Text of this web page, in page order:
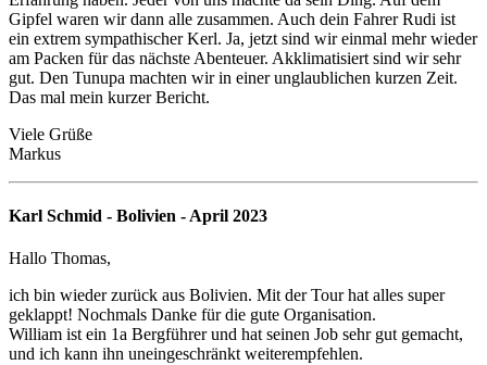
Gipfel waren wir dann alle zusammen. Auch dein Fahrer Rudi ist
ein extrem sympathischer Kerl. Ja, jetzt sind wir einmal mehr wieder
am Packen für das nächste Abenteuer. Akklimatisiert sind wir sehr
gut. Den Tunupa machten wir in einer unglaublichen kurzen Zeit.
Das mal mein kurzer Bericht.
Viele Grüße
Markus
Karl Schmid - Bolivien - April 2023
Hallo Thomas,
ich bin wieder zurück aus Bolivien. Mit der Tour hat alles super
geklappt! Nochmals Danke für die gute Organisation.
William ist ein 1a Bergführer und hat seinen Job sehr gut gemacht,
und ich kann ihn uneingeschränkt weiterempfehlen.